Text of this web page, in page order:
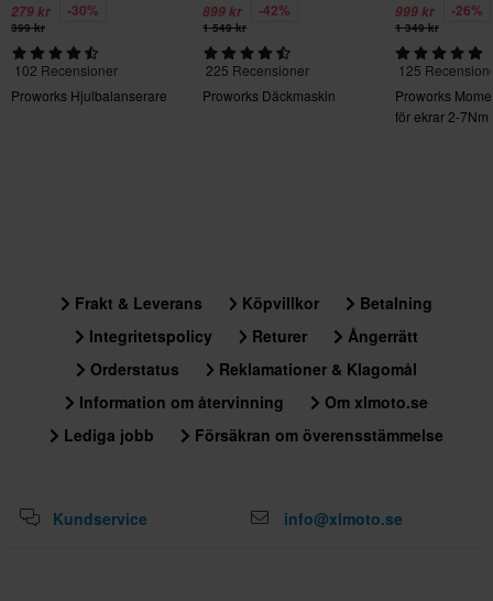
• Tunn spets för enklare insättning
• Vikt: 290 g
• Längd: 350 mm
279 kr -30%
399 kr
102 Recensioner
Proworks Hjulbalanserare
899 kr -42%
1 549 kr
225 Recensioner
Proworks Däckmaskin
999 kr -26%
1 349 kr
125
Proworks
för ekrar 2-7Nm
Frakt & Leverans Köpvillkor
Betalning
Integritetspolicy
Returer
Ångerrätt
Orderstatus
Reklamationer & Klagomål
Information om återvinning
Om xlmoto.se
Lediga jobb
Försäkran om överensstämmelse
Kundservice info@xlmoto.se